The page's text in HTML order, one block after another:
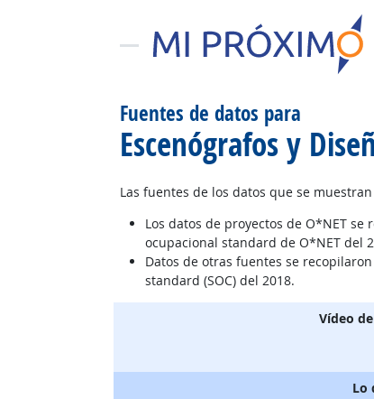
Fuentes de datos para
Escenógrafos y
Las fuentes de los datos que se
Los datos de proyectos de O*NET
ocupacional standard de O*NET del
Datos de otras fuentes se
standard (SOC) del 2018.
Vídeo
Lo